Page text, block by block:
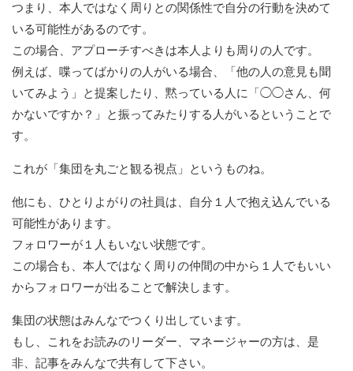
つまり、本人ではなく周りとの関係性で自分の行動を決めて
いる可能性があるのです。
この場合、アプローチすべきは本人よりも周りの人です。
例えば、喋ってばかりの人がいる場合、「他の人の意見も聞
いてみよう」と提案したり、黙っている人に「◯◯さん、何
かないですか？」と振ってみたりする人がいるということで
す。
これが「集団を丸ごと観る視点」というものね。
他にも、ひとりよがりの社員は、自分１人で抱え込んでいる
可能性があります。
フォロワーが１人もいない状態です。
この場合も、本人ではなく周りの仲間の中から１人でもいい
からフォロワーが出ることで解決します。
集団の状態はみんなでつくり出しています。
もし、これをお読みのリーダー、マネージャーの方は、是
非、記事をみんなで共有して下さい。